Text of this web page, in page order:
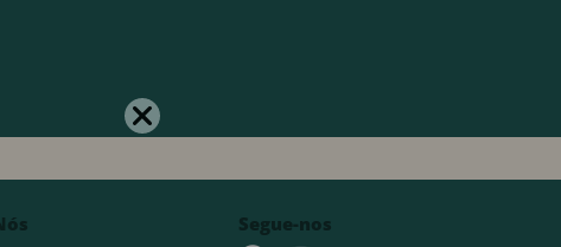
Segue-nos